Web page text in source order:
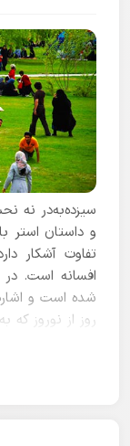
سیزده‌به‌در نه
و داستان استر
تفاوت آشکار
شده است و
روز از نوروز که
در و دشت